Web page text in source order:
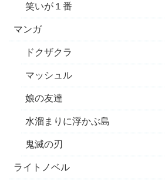
笑いが１番
マンガ
ドクザクラ
マッシュル
娘の友達
水溜まりに浮かぶ島
鬼滅の刃
ライトノベル